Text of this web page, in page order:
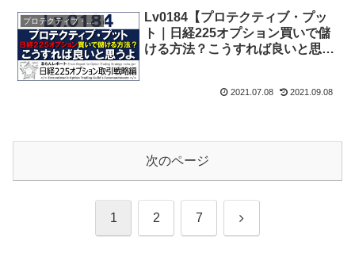
プロテクティブ・プット
Lv0184【プロテクティブ・プッ
ト｜日経225オプション買いで儲
ける方法？こうすれば良いと思う
2021.07.08 2021.09.08
次のページ
1 2 7 次